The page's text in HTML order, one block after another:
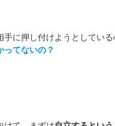
に押し付けようとしている
ってないの？